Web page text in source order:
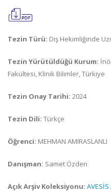
Tezin Türü: Diş Hekimliğinde
Tezin Yürütüldüğü Kurum:
Fakültesi, Klinik Bilimler, Türkiye
Tezin Onay Tarihi: 2024
Tezin Dili: Türkçe
Öğrenci: MEHMAN AMIRASLANLI
Danışman: Samet Özden
Açık Arşiv Koleksiyonu: